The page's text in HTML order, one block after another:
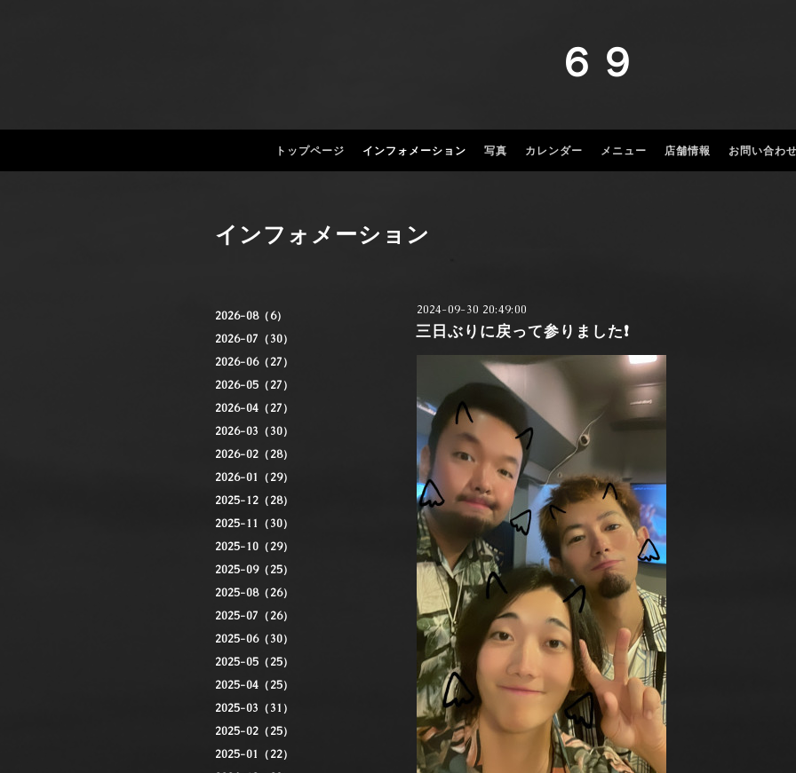
６９
トップページ インフォメーション 写真 カレンダー メニュー 店舗情報 お問い合わ
2026-08（6）
2026-07（30）
2026-06（27）
2026-05（27）
2026-04（27）
2026-03（30）
2026-02（28）
2026-01（29）
2025-12（28）
2025-11（30）
2025-10（29）
2025-09（25）
2025-08（26）
2025-07（26）
2025-06（30）
2025-05（25）
2025-04（25）
2025-03（31）
2025-02（25）
2025-01（22）
インフォメーション
2024-09-30 20:49:00
三日ぶりに戻って参りました❗